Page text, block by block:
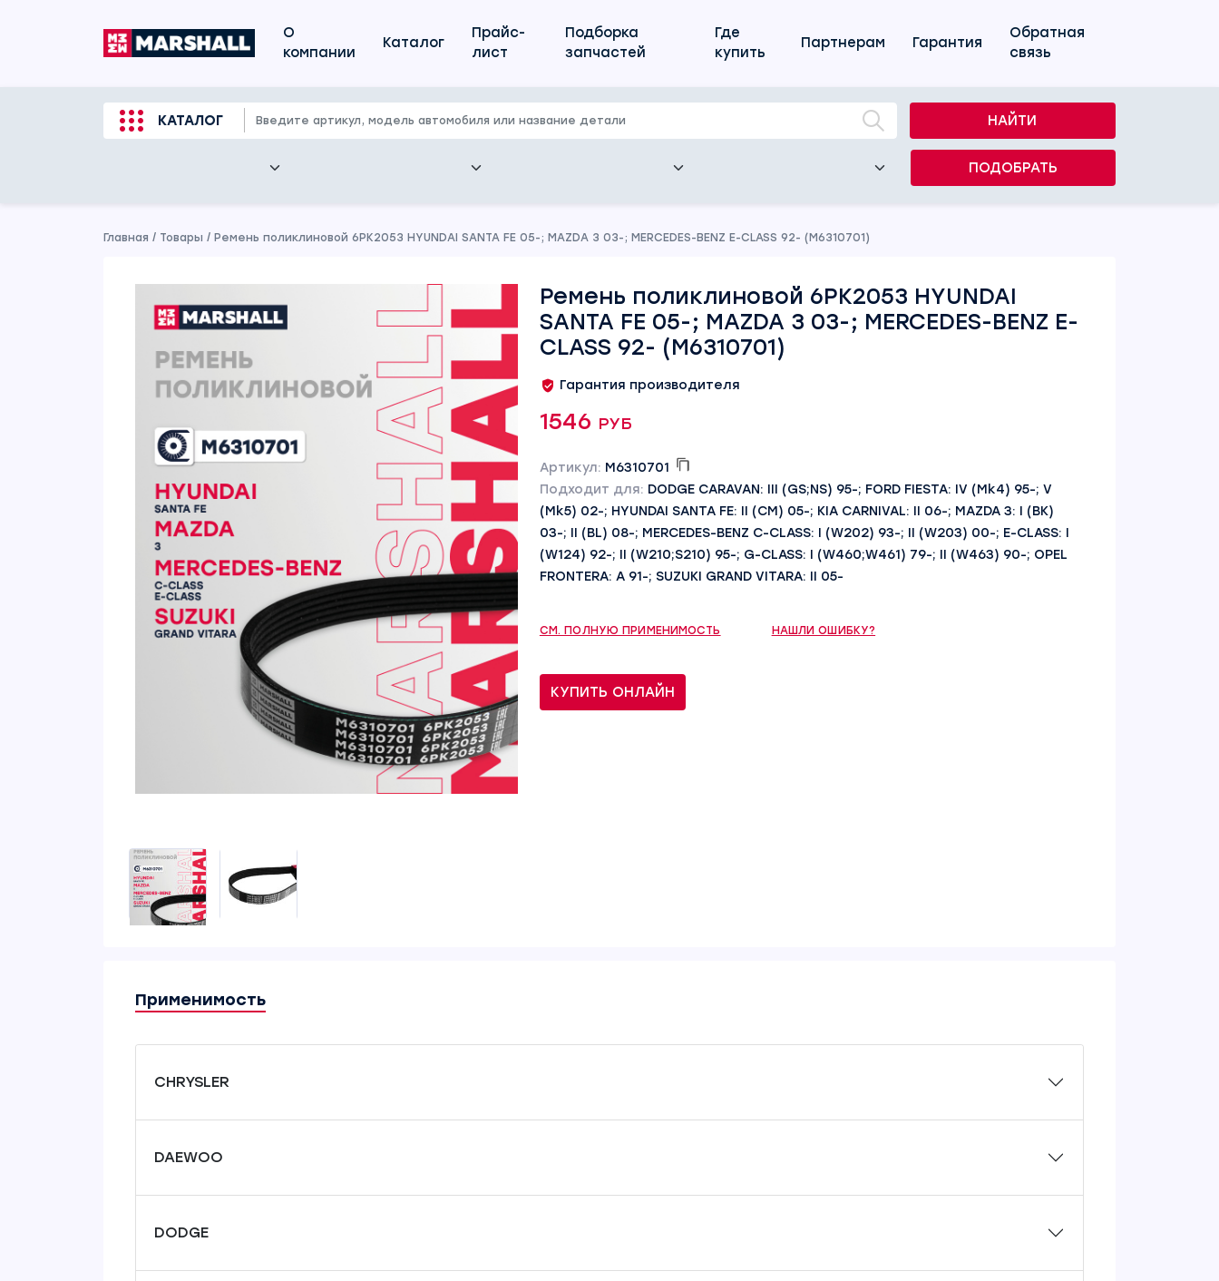
О
компании
Каталог
Прайс-
лист
Подборка
запчастей
Где
купить
Партнерам Гарантия
Обратная
связь
КАТАЛОГ НАЙТИ
ПОДОБРАТЬ
Главная / Товары / Ремень поликлиновой 6PK2053 HYUNDAI SANTA FE 05-; MAZDA 3 03-; MERCEDES-BENZ E-CLASS 92- (M6310701)
Ремень поликлиновой 6PK2053 HYUNDAI
SANTA FE 05-; MAZDA 3 03-; MERCEDES-BENZ E-
CLASS 92- (M6310701)
Гарантия производителя
1546 руб
Артикул: M6310701
Подходит для: DODGE CARAVAN: III (GS;NS) 95-; FORD FIESTA: IV (Mk4) 95-; V
(Mk5) 02-; HYUNDAI SANTA FE: II (CM) 05-; KIA CARNIVAL: II 06-; MAZDA 3: I (BK)
03-; II (BL) 08-; MERCEDES-BENZ C-CLASS: I (W202) 93-; II (W203) 00-; E-CLASS: I
(W124) 92-; II (W210;S210) 95-; G-CLASS: I (W460;W461) 79-; II (W463) 90-; OPEL
FRONTERA: A 91-; SUZUKI GRAND VITARA: II 05-
СМ. ПОЛНУЮ ПРИМЕНИМОСТЬ НАШЛИ ОШИБКУ?
КУПИТЬ ОНЛАЙН
Применимость
CHRYSLER
DAEWOO
DODGE